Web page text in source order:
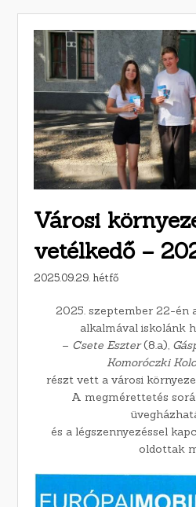
Városi
vetélkedő –
2025.09.29. hétfő
2025. szeptember 22-én
alkalmával iskolánk
– Csete Eszter(8.a),
Komoróczki
részt vett a városi
A megmérettetés
és a légszennyezéssel
oldottak